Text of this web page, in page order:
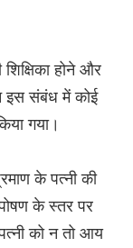
शिक्षिका होने और
इस संबंध में कोई
गया।
के पत्नी की
के स्तर पर
को न तो आय